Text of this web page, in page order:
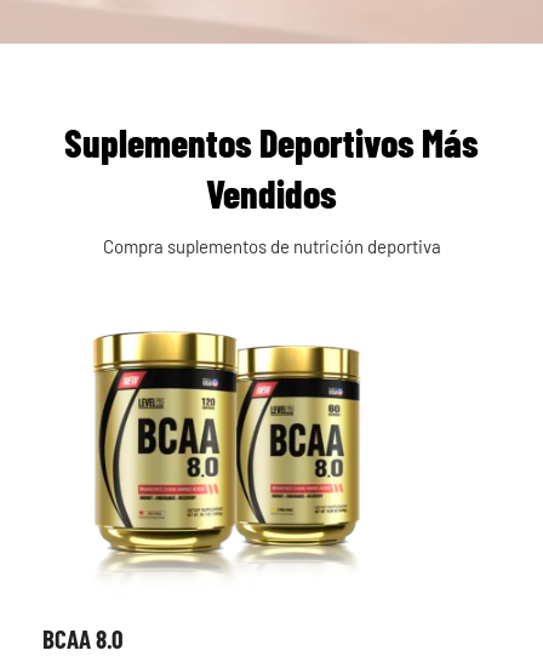
Suplementos Deportivos Más
Vendidos
Compra suplementos de nutrición deportiva
BCAA 8.0